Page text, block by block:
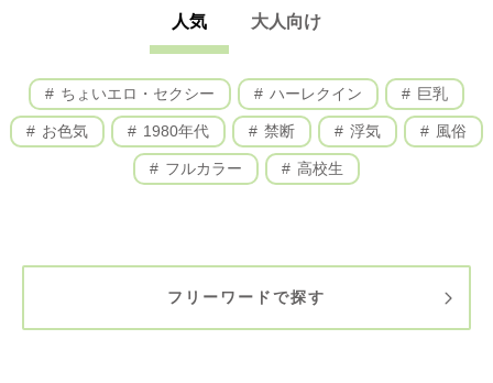
人気 大人向け
ちょいエロ・セクシー ハーレクイン 巨乳
お色気 1980年代 禁断 浮気 風俗
フルカラー 高校生
フリーワードで探す